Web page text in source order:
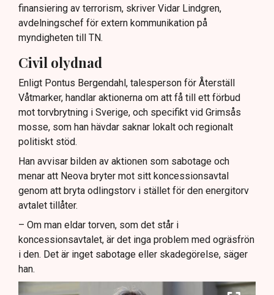
finansiering av terrorism, skriver Vidar Lindgren,
avdelningschef för extern kommunikation på
myndigheten till TN.
Civil olydnad
Enligt Pontus Bergendahl, talesperson för Återställ
Våtmarker, handlar aktionerna om att få till ett förbud
mot torvbrytning i Sverige, och specifikt vid Grimsås
mosse, som han hävdar saknar lokalt och regionalt
politiskt stöd.
Han avvisar bilden av aktionen som sabotage och
menar att Neova bryter mot sitt koncessionsavtal
genom att bryta odlingstorv i stället för den energitorv
avtalet tillåter.
– Om man eldar torven, som det står i
koncessionsavtalet, är det inga problem med ogräsfrön
i den. Det är inget sabotage eller skadegörelse, säger
han.